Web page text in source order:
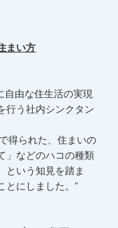
まい方
自由な住生活の実現
行う社内シンクタン
得られた、住まいの
」などのハコの種類
という知見を踏ま
とにしました。”